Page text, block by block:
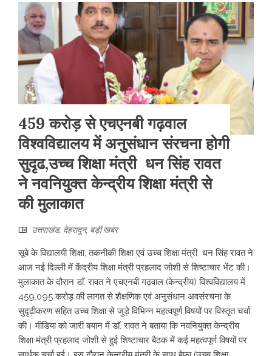
459 करोड़ से एचएनबी गढ़वाल
विश्वविद्यालय में अनुसंधान संरचना होगी
सुदृढ,उच्च शिक्षा मंत्री धन सिंह रावत
ने नवनियुक्त केन्द्रीय शिक्षा मंत्री से
की मुलाकात
उत्तराखंड, देहरादून, बड़ी खबर
सूबे के विद्यालयी शिक्षा, तकनीकी शिक्षा एवं उच्च शिक्षा मंत्री धन सिंह रावत ने
आज नई दिल्ली में केंद्रीय शिक्षा मंत्री प्रहलाद जोशी से शिष्टाचार भेंट की।
मुलाकात के दौरान डाॅ. रावत ने एचएनबी गढ़वाल (केन्द्रीय) विश्वविद्यालय में
459.095 करोड़ की लागत से शैक्षणिक एवं अनुसंधान अवसंरचना के
सुदृढ़ीकरण सहित उच्च शिक्षा से जुड़े विभिन्न महत्वपूर्ण विषयों पर विस्तृत चर्चा
की। मीडिया को जारी बयान में डाॅ. रावत ने बताया कि नवनियुक्त केन्द्रीय
शिक्षा मंत्री प्रहलाद जोशी से हुई शिष्टाचार बैठक में कई महत्वपूर्ण विषयों पर